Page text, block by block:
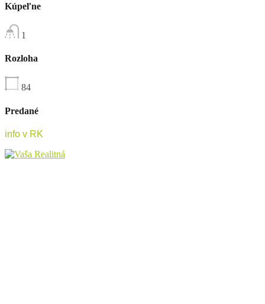
Kúpeľne
1
Rozloha
84
Predané
info v RK